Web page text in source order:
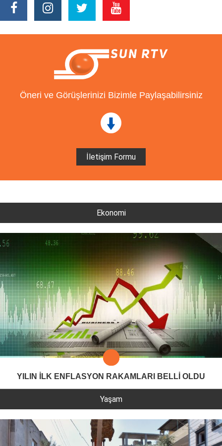
Öneri ve Görüşlerinizi Bizimle Paylaşabilirsiniz
İletişim Formu
Ekonomi
YILIN İLK ENFLASYON RAKAMLARI BELLİ OLDU
Yaşam